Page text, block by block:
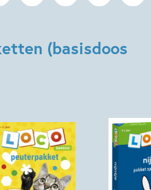
(basisdoos